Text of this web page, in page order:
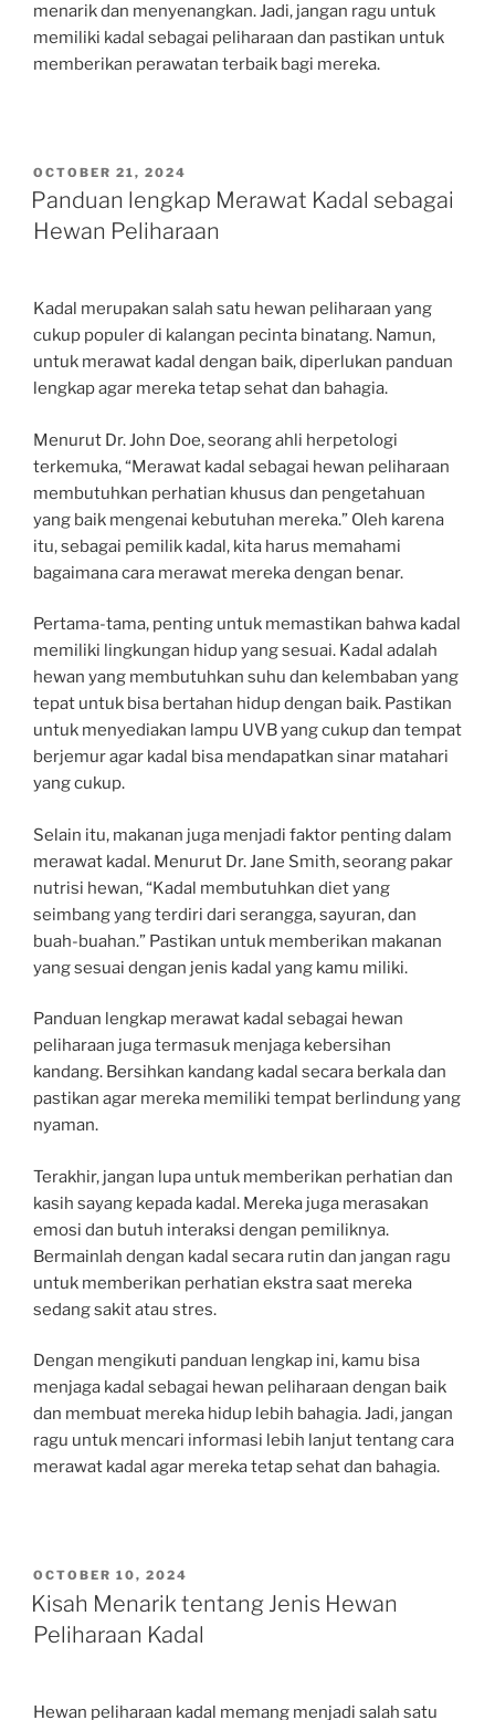
menarik dan menyenangkan. Jadi, jangan ragu untuk
memiliki kadal sebagai peliharaan dan pastikan untuk
memberikan perawatan terbaik bagi mereka.
POSTED
ON
OCTOBER 21, 2024
Panduan lengkap Merawat Kadal sebagai
Hewan Peliharaan
Kadal merupakan salah satu hewan peliharaan yang
cukup populer di kalangan pecinta binatang. Namun,
untuk merawat kadal dengan baik, diperlukan panduan
lengkap agar mereka tetap sehat dan bahagia.
Menurut Dr. John Doe, seorang ahli herpetologi
terkemuka, “Merawat kadal sebagai hewan peliharaan
membutuhkan perhatian khusus dan pengetahuan
yang baik mengenai kebutuhan mereka.” Oleh karena
itu, sebagai pemilik kadal, kita harus memahami
bagaimana cara merawat mereka dengan benar.
Pertama-tama, penting untuk memastikan bahwa kadal
memiliki lingkungan hidup yang sesuai. Kadal adalah
hewan yang membutuhkan suhu dan kelembaban yang
tepat untuk bisa bertahan hidup dengan baik. Pastikan
untuk menyediakan lampu UVB yang cukup dan tempat
berjemur agar kadal bisa mendapatkan sinar matahari
yang cukup.
Selain itu, makanan juga menjadi faktor penting dalam
merawat kadal. Menurut Dr. Jane Smith, seorang pakar
nutrisi hewan, “Kadal membutuhkan diet yang
seimbang yang terdiri dari serangga, sayuran, dan
buah-buahan.” Pastikan untuk memberikan makanan
yang sesuai dengan jenis kadal yang kamu miliki.
Panduan lengkap merawat kadal sebagai hewan
peliharaan juga termasuk menjaga kebersihan
kandang. Bersihkan kandang kadal secara berkala dan
pastikan agar mereka memiliki tempat berlindung yang
nyaman.
Terakhir, jangan lupa untuk memberikan perhatian dan
kasih sayang kepada kadal. Mereka juga merasakan
emosi dan butuh interaksi dengan pemiliknya.
Bermainlah dengan kadal secara rutin dan jangan ragu
untuk memberikan perhatian ekstra saat mereka
sedang sakit atau stres.
Dengan mengikuti panduan lengkap ini, kamu bisa
menjaga kadal sebagai hewan peliharaan dengan baik
dan membuat mereka hidup lebih bahagia. Jadi, jangan
ragu untuk mencari informasi lebih lanjut tentang cara
merawat kadal agar mereka tetap sehat dan bahagia.
POSTED
ON
OCTOBER 10, 2024
Kisah Menarik tentang Jenis Hewan
Peliharaan Kadal
Hewan peliharaan kadal memang menjadi salah satu